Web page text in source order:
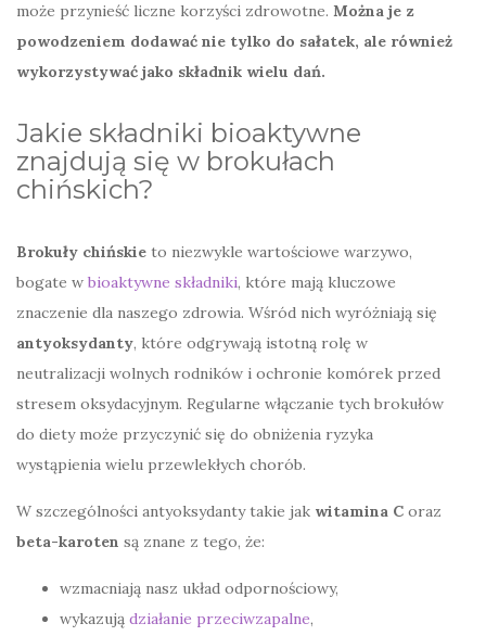
może przynieść liczne korzyści zdrowotne. Można je z
powodzeniem dodawać nie tylko do sałatek, ale również
wykorzystywać jako składnik wielu dań.
Jakie składniki bioaktywne
znajdują się w brokułach
chińskich?
Brokuły chińskie to niezwykle wartościowe warzywo,
bogate w bioaktywne składniki, które mają kluczowe
znaczenie dla naszego zdrowia. Wśród nich wyróżniają się
antyoksydanty, które odgrywają istotną rolę w
neutralizacji wolnych rodników i ochronie komórek przed
stresem oksydacyjnym. Regularne włączanie tych brokułów
do diety może przyczynić się do obniżenia ryzyka
wystąpienia wielu przewlekłych chorób.
W szczególności antyoksydanty takie jak witamina C oraz
beta-karoten są znane z tego, że:
wzmacniają nasz układ odpornościowy,
wykazują działanie przeciwzapalne,